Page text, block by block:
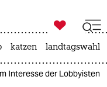

taz zahl ich
katzen landtagswahl
Interesse der Lobbyisten